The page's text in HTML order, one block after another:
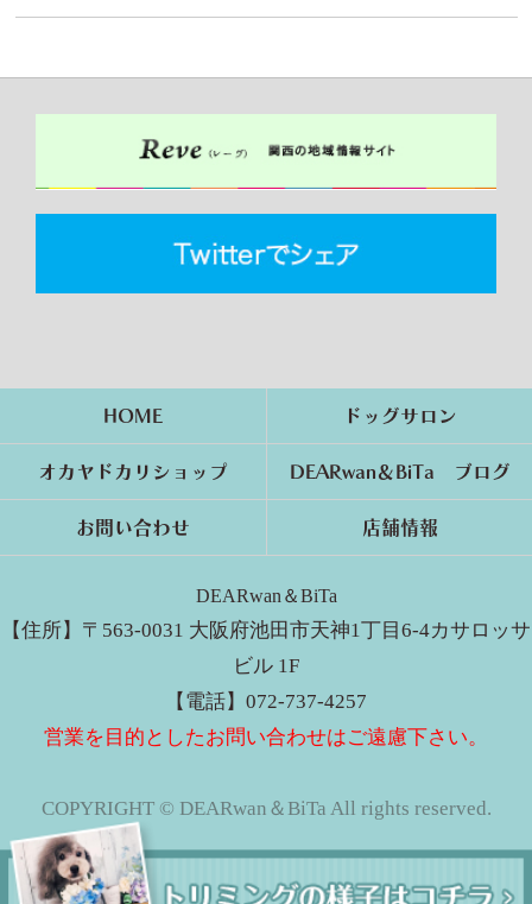
HOME ドッグサロン
オカヤドカリショップ DEARwan＆BiTa ブログ
お問い合わせ 店舗情報
DEARwan＆BiTa
【住所】〒563-0031 大阪府池田市天神1丁目6-4カサロッサ
ビル 1F
【電話】072-737-4257
営業を目的としたお問い合わせはご遠慮下さい。
COPYRIGHT © DEARwan＆BiTa All rights reserved.